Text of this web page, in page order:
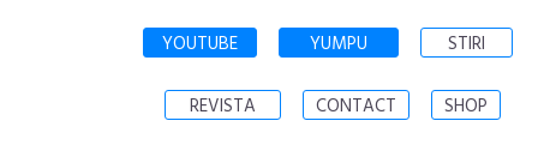
YOUTUBE YUMPU STIRI
REVISTA CONTACT SHOP